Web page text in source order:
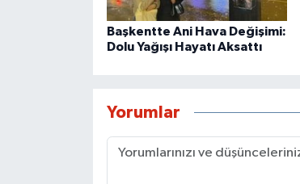
Başkentte Ani Hava Değişimi:
Dolu Yağışı Hayatı Aksattı
Yorumlar